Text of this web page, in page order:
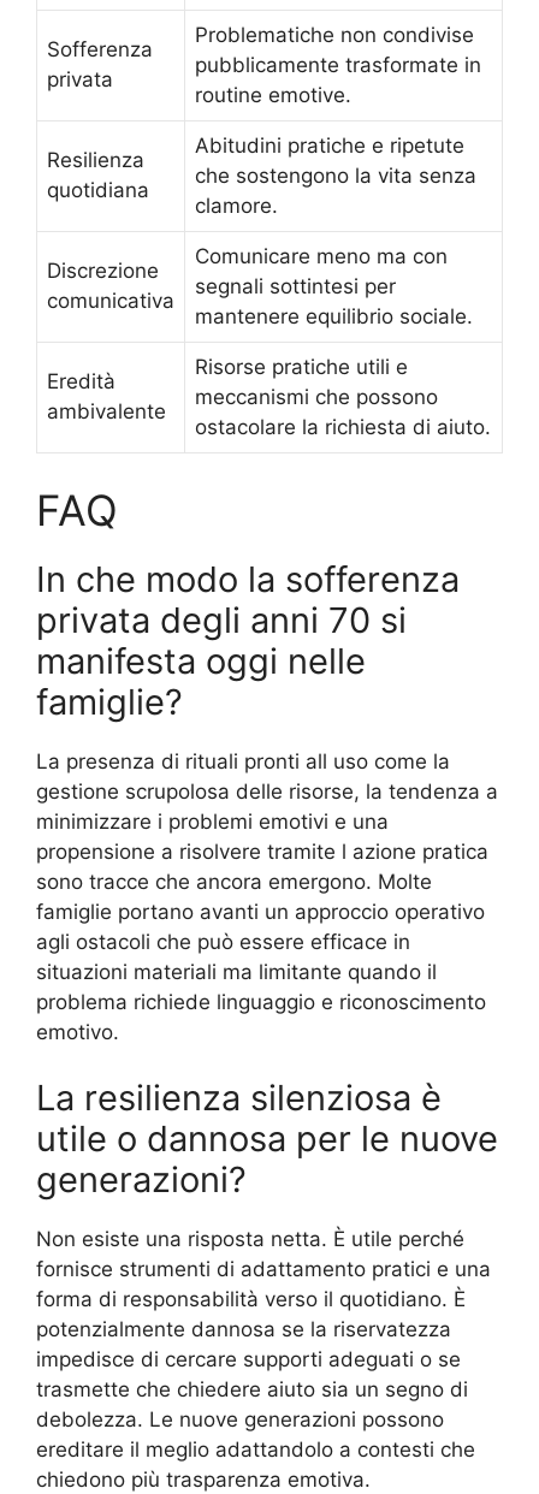
Sofferenza
privata
Problematiche non condivise
pubblicamente trasformate in
routine emotive.
Resilienza
quotidiana
Abitudini pratiche e ripetute
che sostengono la vita senza
clamore.
Discrezione
comunicativa
Comunicare meno ma con
segnali sottintesi per
mantenere equilibrio sociale.
Eredità
ambivalente
Risorse pratiche utili e
meccanismi che possono
ostacolare la richiesta di aiuto.
FAQ
In che modo la sofferenza
privata degli anni 70 si
manifesta oggi nelle
famiglie?
La presenza di rituali pronti all uso come la
gestione scrupolosa delle risorse, la tendenza a
minimizzare i problemi emotivi e una
propensione a risolvere tramite l azione pratica
sono tracce che ancora emergono. Molte
famiglie portano avanti un approccio operativo
agli ostacoli che può essere efficace in
situazioni materiali ma limitante quando il
problema richiede linguaggio e riconoscimento
emotivo.
La resilienza silenziosa è
utile o dannosa per le nuove
generazioni?
Non esiste una risposta netta. È utile perché
fornisce strumenti di adattamento pratici e una
forma di responsabilità verso il quotidiano. È
potenzialmente dannosa se la riservatezza
impedisce di cercare supporti adeguati o se
trasmette che chiedere aiuto sia un segno di
debolezza. Le nuove generazioni possono
ereditare il meglio adattandolo a contesti che
chiedono più trasparenza emotiva.